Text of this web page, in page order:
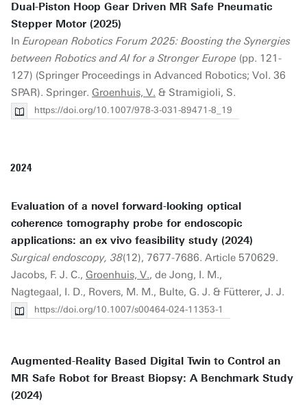
Dual-Piston Hoop Gear Driven MR Safe Pneumatic
Stepper Motor (2025)
In European Robotics Forum 2025: Boosting the Synergies
between Robotics and AI for a Stronger Europe (pp. 121-
127) (Springer Proceedings in Advanced Robotics; Vol. 36
SPAR). Springer. Groenhuis, V. & Stramigioli, S.
https://doi.org/10.1007/978-3-031-89471-8_19
2024
Evaluation of a novel forward-looking optical
coherence tomography probe for endoscopic
applications: an ex vivo feasibility study (2024)
Surgical endoscopy, 38(12), 7677-7686. Article 570629.
Jacobs, F. J. C., Groenhuis, V., de Jong, I. M.,
Nagtegaal, I. D., Rovers, M. M., Bulte, G. J. & Fütterer, J. J.
https://doi.org/10.1007/s00464-024-11353-1
Augmented-Reality Based Digital Twin to Control an
MR Safe Robot for Breast Biopsy: A Benchmark Study
(2024)